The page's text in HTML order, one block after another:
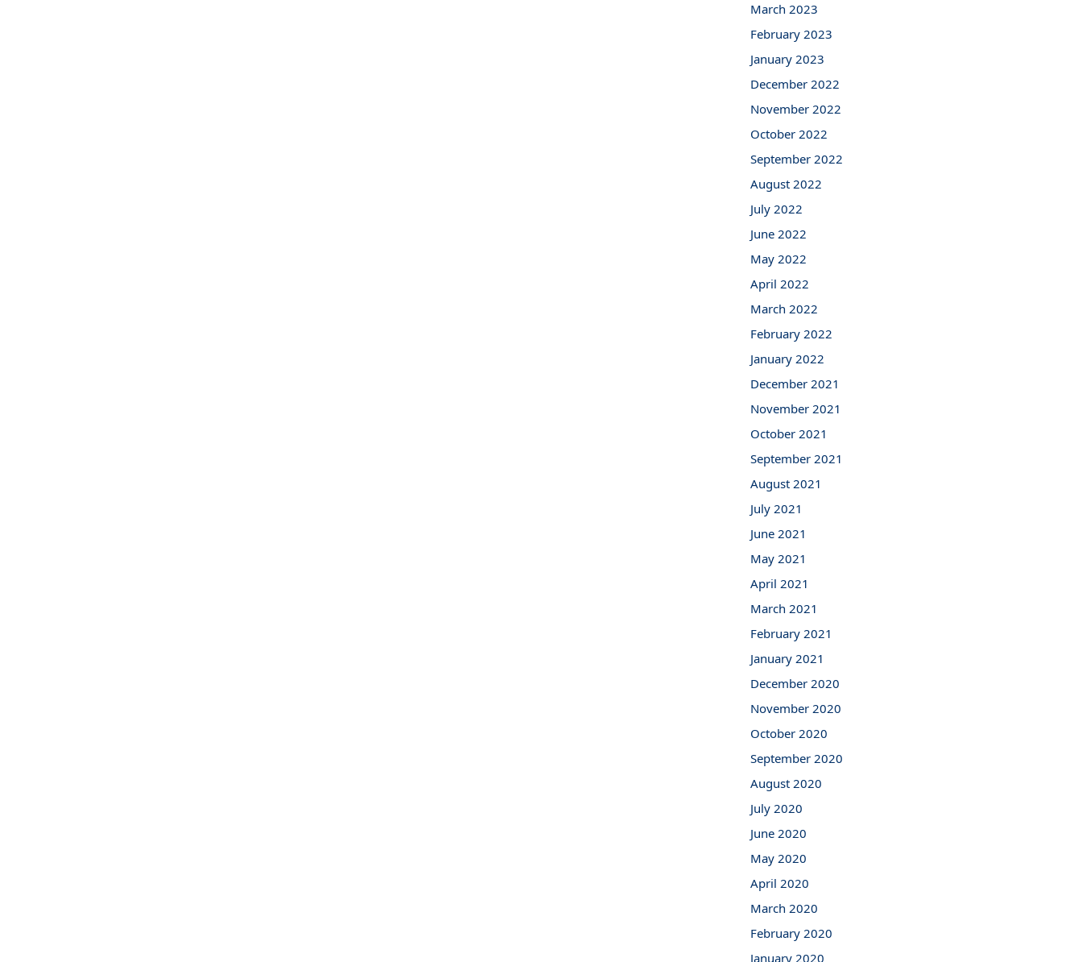
March 2023
February 2023
January 2023
December 2022
November 2022
October 2022
September 2022
August 2022
July 2022
June 2022
May 2022
April 2022
March 2022
February 2022
January 2022
December 2021
November 2021
October 2021
September 2021
August 2021
July 2021
June 2021
May 2021
April 2021
March 2021
February 2021
January 2021
December 2020
November 2020
October 2020
September 2020
August 2020
July 2020
June 2020
May 2020
April 2020
March 2020
February 2020
January 2020